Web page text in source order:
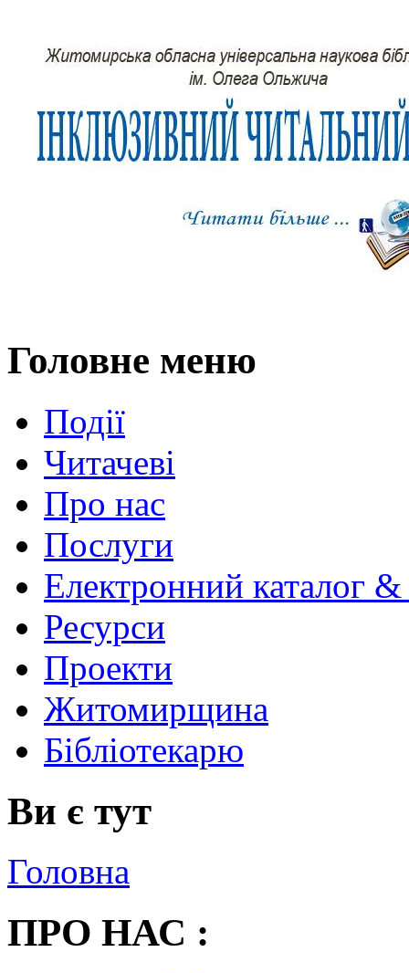
Головне меню
Події
Читачеві
Про нас
Послуги
Електронний каталог
Ресурси
Проекти
Житомирщина
Бібліотекарю
Ви є тут
Головна
ПРО НАС :